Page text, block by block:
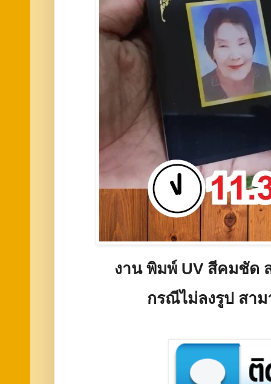
งาน พิมพ์ UV สีคมชัด
กรณีไม่ลงรูป สา